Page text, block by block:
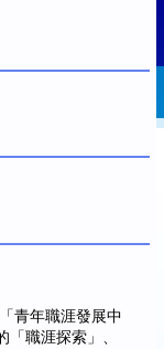
青年職涯發展中
職涯探索」、